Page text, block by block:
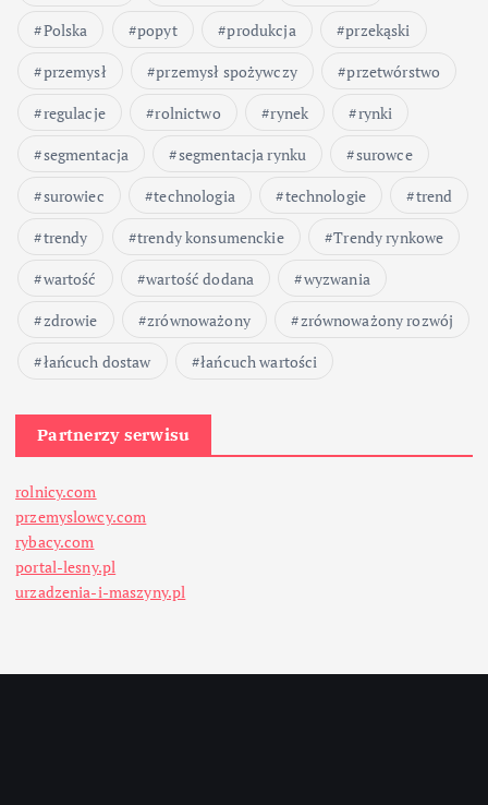
Polska
popyt produkcja
przekąski
przemysł
przemysł spożywczy
przetwórstwo
regulacje
rolnictwo rynek
rynki
segmentacja
segmentacja rynku
surowce
surowiec
technologia technologie
trend
trendy
trendy konsumenckie
Trendy rynkowe
wartość
wartość dodana
wyzwania
zdrowie
zrównoważony
zrównoważony rozwój
łańcuch dostaw
łańcuch wartości
Partnerzy serwisu
rolnicy.com
przemyslowcy.com
rybacy.com
portal-lesny.pl
urzadzenia-i-maszyny.pl